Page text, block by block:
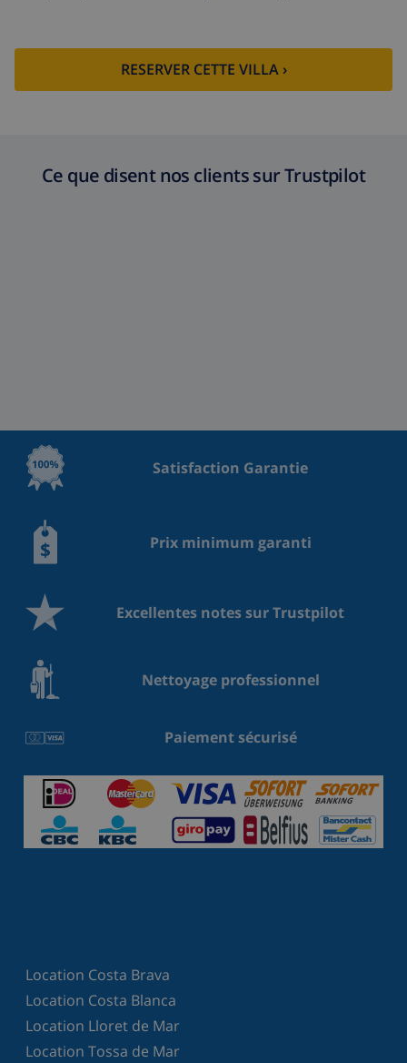
RESERVER CETTE VILLA ›
Ce que disent nos clients sur Trustpilot
Satisfaction Garantie
Prix minimum garanti
Excellentes notes sur Trustpilot
Nettoyage professionnel
Paiement sécurisé
Location Costa Brava
Location Costa Blanca
Location Lloret de Mar
Location Tossa de Mar